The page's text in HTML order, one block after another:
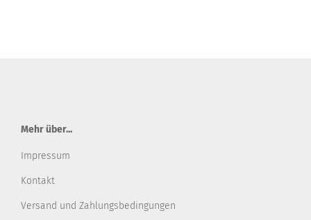
Mehr über...
Impressum
Kontakt
Versand und Zahlungsbedingungen